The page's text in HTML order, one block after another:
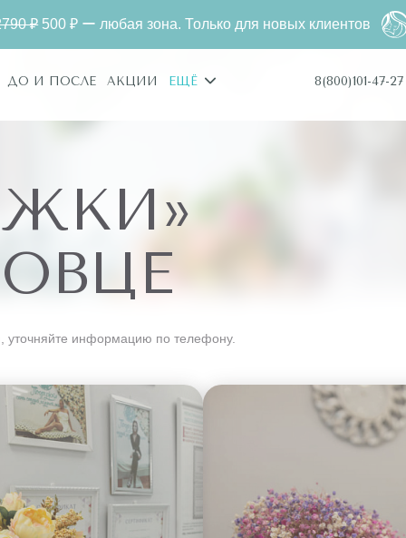
ДО И ПОСЛЕ АКЦИИ ЕЩЁ 8(800)101-47-27
уточняйте информацию по телефону.
ー любая зона. Только для новых клиентов